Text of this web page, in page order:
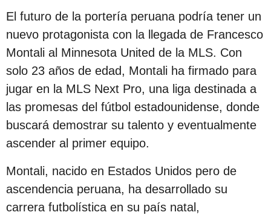
a
c
i
ó
n
2
a
ñ
o
s
d
i
ó
n
El futuro de la portería peruana podría tener un
nuevo protagonista con la llegada de Francesco
Montali al Minnesota United de la MLS. Con
solo 23 años de edad, Montali ha firmado para
jugar en la MLS Next Pro, una liga destinada a
las promesas del fútbol estadounidense, donde
buscará demostrar su talento y eventualmente
ascender al primer equipo.
Montali, nacido en Estados Unidos pero de
ascendencia peruana, ha desarrollado su
carrera futbolística en su país natal,